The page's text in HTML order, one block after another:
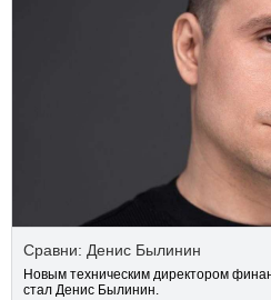
Сравни: Денис Былинин
Новым техническим директором
стал Денис Былинин.